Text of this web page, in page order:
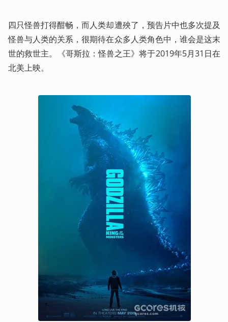
四只怪兽打得酣畅，而人类却遭殃了，预告片中也多次提及
怪兽与人类的关系，很期待在众多人类角色中，谁会是这末
世的救世主。《哥斯拉：怪兽之王》将于2019年5月31日在
北美上映。